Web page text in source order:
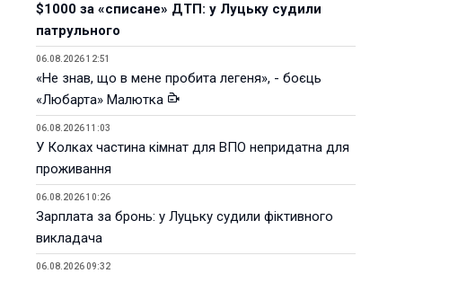
$1000 за «списане» ДТП: у Луцьку судили
патрульного
06.08.2026 12:51
«Не знав, що в мене пробита легеня», - боєць
«Любарта» Малютка
06.08.2026 11:03
У Колках частина кімнат для ВПО непридатна для
проживання
06.08.2026 10:26
Зарплата за бронь: у Луцьку судили фіктивного
викладача
06.08.2026 09:32